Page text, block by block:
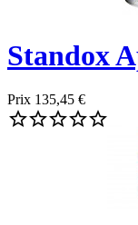
Standox
Prix 135,45 €
